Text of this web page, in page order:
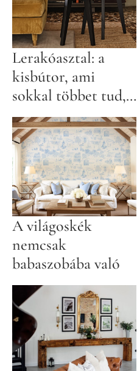
Lerakóasztal: a
kisbútor, ami
sokkal többet tud,
mint gondolnád
A világoskék
nemcsak
babaszobába való